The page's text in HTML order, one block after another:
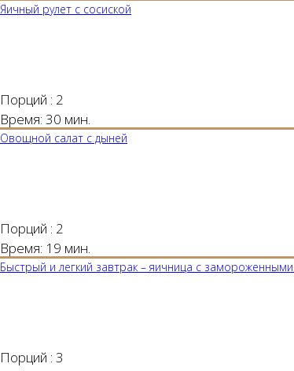
Яичный рулет с сосиской
Порций : 2
Время: 30 мин.
Овощной салат с дыней
Порций : 2
Время: 19 мин.
Быстрый и легкий завтрак – яичница с замороженными...
Порций : 3